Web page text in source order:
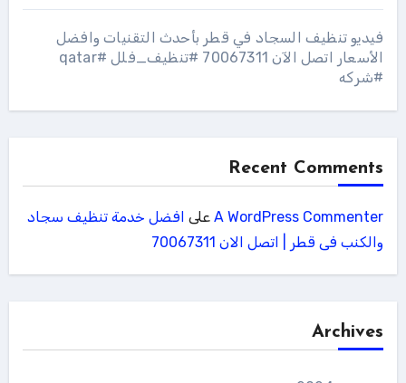
فيديو تنظيف السجاد في قطر بأحدث التقنيات وافضل
الأسعار اتصل الآن 70067311 #تنظيف_فلل #qatar
#شركه
Recent Comments
A WordPress Commenterعلى افضل خدمة تنظيف سجاد
والكنب فى قطر | اتصل الان 70067311
Archives